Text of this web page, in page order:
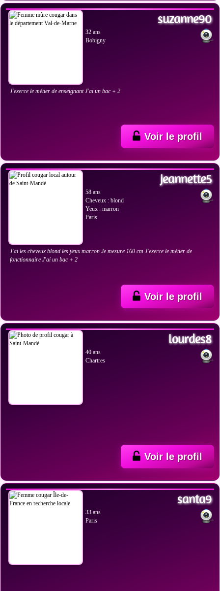
suzanne90
32 ans
Bobigny
J'exerce le métier de enseignant J'ai un bac + 2
Voir le profil
jeannette5
58 ans
Cheveux : blond
Yeux : marron
Paris
J'ai les cheveux blond les yeux marron Je mesure 160 cm J'exerce le métier de
fonctionnaire J'ai un bac + 2
Voir le profil
lourdes8
40 ans
Chartres
Voir le profil
santa9
33 ans
Paris